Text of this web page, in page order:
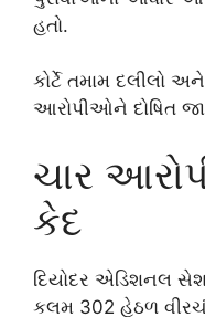
હતો.
કોર્ટે તમામ દલીલો
આરોપીઓને દોષિત
ચાર
કેદ
દિયોદર એડિશનલ
કલમ 302 હેઠળ